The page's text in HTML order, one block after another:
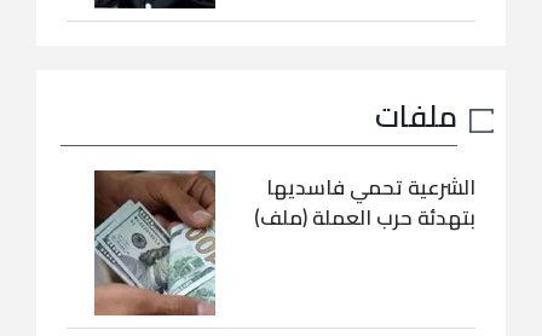
ملفات
الشرعية تحمي فاسديها
بتهدئة حرب العملة (ملف)